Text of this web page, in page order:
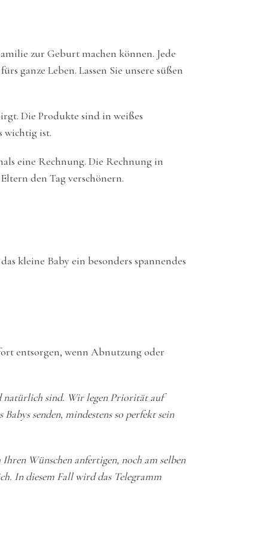
zur Geburt machen können. Jede
ganze Leben. Lassen Sie unsere süßen
Die Produkte sind in weißes
wichtig ist.
eine Rechnung. Die Rechnung in
den Tag verschönern.
kleine Baby ein besonders spannendes
entsorgen, wenn Abnutzung oder
natürlich sind. Wir legen Priorität auf
senden, mindestens so perfekt sein
Wünschen anfertigen, noch am selben
In diesem Fall wird das Telegramm